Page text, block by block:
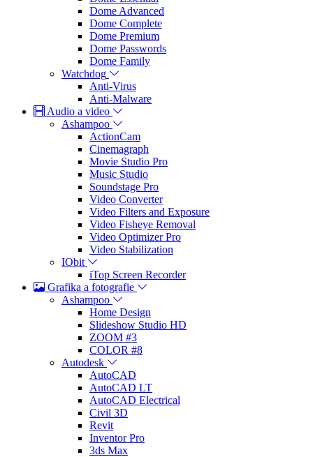
Dome Advanced
Dome Complete
Dome Premium
Dome Passwords
Dome Family
Watchdog
Anti-Virus
Anti-Malware
Audio a video
Ashampoo
ActionCam
Cinemagraph
Movie Studio Pro
Music Studio
Soundstage Pro
Video Converter
Video Filters and Exposure
Video Fisheye Removal
Video Optimizer Pro
Video Stabilization
IObit
iTop Screen Recorder
Grafika a fotografie
Ashampoo
Home Design
Slideshow Studio HD
ZOOM #3
COLOR #8
Autodesk
AutoCAD
AutoCAD LT
AutoCAD Electrical
Civil 3D
Revit
Inventor Pro
3ds Max